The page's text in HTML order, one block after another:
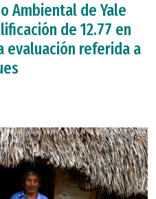
Ambiental de Yale
de 12.77 en
evaluación referida a